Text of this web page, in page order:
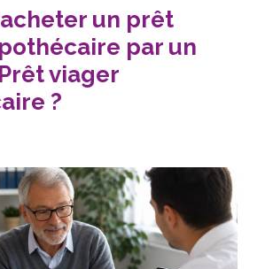
un prêt
par un
viager
?